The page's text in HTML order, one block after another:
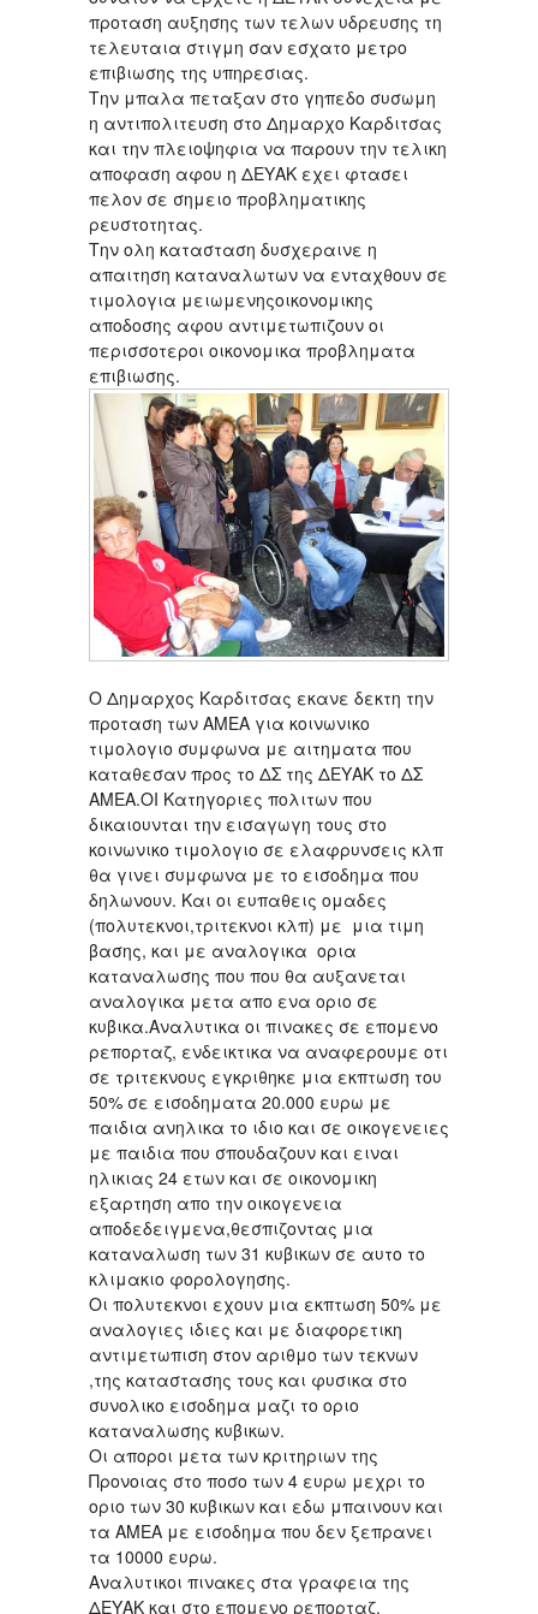
προταση αυξησης των τελων υδρευσης τη
τελευταια στιγμη σαν εσχατο μετρο
επιβιωσης της υπηρεσιας.
Την μπαλα πεταξαν στο γηπεδο συσωμη
η αντιπολιτευση στο Δημαρχο Καρδιτσας
και την πλειοψηφια να παρουν την τελικη
αποφαση αφου η ΔΕΥΑΚ εχει φτασει
πελον σε σημειο προβληματικης
ρευστοτητας.
Την ολη κατασταση δυσχεραινε η
απαιτηση καταναλωτων να ενταχθουν σε
τιμολογια μειωμενηςοικονομικης
αποδοσης αφου αντιμετωπιζουν οι
περισσοτεροι οικονομικα προβληματα
επιβιωσης.
Ο Δημαρχος Καρδιτσας εκανε δεκτη την
προταση των ΑΜΕΑ για κοινωνικο
τιμολογιο συμφωνα με αιτηματα που
καταθεσαν προς το ΔΣ της ΔΕΥΑΚ το ΔΣ
ΑΜΕΑ.ΟΙ Κατηγοριες πολιτων που
δικαιουνται την εισαγωγη τους στο
κοινωνικο τιμολογιο σε ελαφρυνσεις κλπ
θα γινει συμφωνα με το εισοδημα που
δηλωνουν. Και οι ευπαθεις ομαδες
(πολυτεκνοι,τριτεκνοι κλπ) με μια τιμη
βασης, και με αναλογικα ορια
καταναλωσης που που θα αυξανεται
αναλογικα μετα απο ενα οριο σε
κυβικα.Αναλυτικα οι πινακες σε επομενο
ρεπορταζ, ενδεικτικα να αναφερουμε οτι
σε τριτεκνους εγκριθηκε μια εκπτωση του
50% σε εισοδηματα 20.000 ευρω με
παιδια ανηλικα το ιδιο και σε οικογενειες
με παιδια που σπουδαζουν και ειναι
ηλικιας 24 ετων και σε οικονομικη
εξαρτηση απο την οικογενεια
αποδεδειγμενα,θεσπιζοντας μια
καταναλωση των 31 κυβικων σε αυτο το
κλιμακιο φορολογησης.
Οι πολυτεκνοι εχουν μια εκπτωση 50% με
αναλογιες ιδιες και με διαφορετικη
αντιμετωπιση στον αριθμο των τεκνων
,της καταστασης τους και φυσικα στο
συνολικο εισοδημα μαζι το οριο
καταναλωσης κυβικων.
Οι αποροι μετα των κριτηριων της
Προνοιας στο ποσο των 4 ευρω μεχρι το
οριο των 30 κυβικων και εδω μπαινουν και
τα ΑΜΕΑ με εισοδημα που δεν ξεπρανει
τα 10000 ευρω.
Αναλυτικοι πινακες στα γραφεια της
ΔΕΥΑΚ και στο επομενο ρεπορταζ.